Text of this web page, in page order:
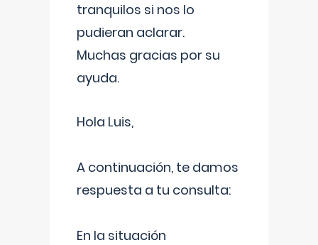
tranquilos si nos lo
pudieran aclarar.
Muchas gracias por su
ayuda.
Hola Luis,
A continuación, te damos
respuesta a tu consulta:
En la situación